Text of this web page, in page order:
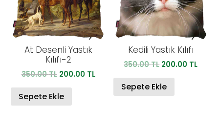
At Desenli Yastık
Kılıfı-2
350.00TL Orijinal
350.00 TL.
200.00 TLŞu
andaki
fiyat:
Sepete Ekle
Kedili Yastık Kılıfı
350.00TL Orijinal
350.00 TL.
200.00 TLŞu
Sepete Ekle